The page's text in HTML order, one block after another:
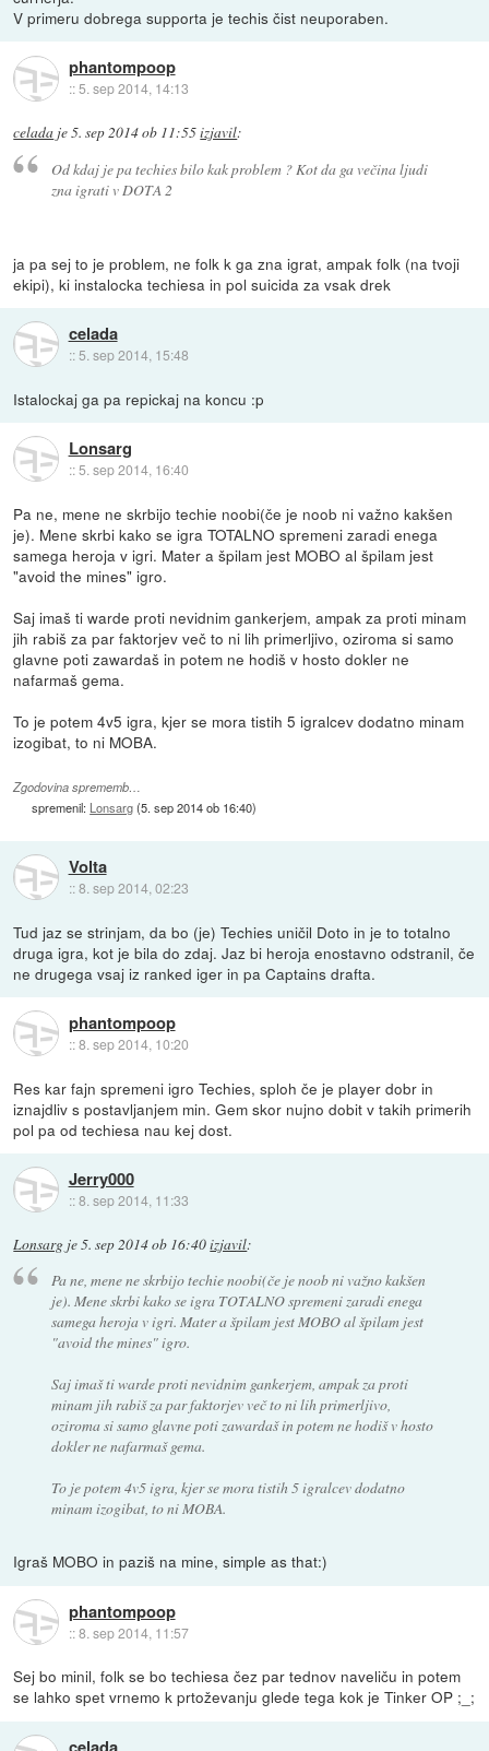
V primeru dobrega supporta je techis čist neuporaben.
phantompoop
::5. sep 2014, 14:13
celada je5. sep 2014 ob 11:55izjavil:
Od kdaj je pa techies bilo kak problem ? Kot da ga večina ljudi
zna igrati v DOTA 2
ja pa sej to je problem, ne folk k ga zna igrat, ampak folk (na tvoji
ekipi), ki instalocka techiesa in pol suicida za vsak drek
celada
:: 5. sep 2014, 15:48
Istalockaj ga pa repickaj na koncu :p
Lonsarg
::5. sep 2014, 16:40
Pa ne, mene ne skrbijo techie noobi(če je noob ni važno kakšen
je). Mene skrbi kako se igra TOTALNO spremeni zaradi enega
samega heroja v igri. Mater a špilam jest MOBO al špilam jest
"avoid the mines" igro.
Saj imaš ti warde proti nevidnim gankerjem, ampak za proti minam
jih rabiš za par faktorjev več to ni lih primerljivo, oziroma si samo
glavne poti zawardaš in potem ne hodiš v hosto dokler ne
nafarmaš gema.
To je potem 4v5 igra, kjer se mora tistih 5 igralcev dodatno minam
izogibat, to ni MOBA.
Zgodovina sprememb…
spremenil: Lonsarg(5. sep 2014 ob 16:40)
Volta
::8. sep 2014, 02:23
Tud jaz se strinjam, da bo (je) Techies uničil Doto in je to totalno
druga igra, kot je bila do zdaj. Jaz bi heroja enostavno odstranil, če
ne drugega vsaj iz ranked iger in pa Captains drafta.
phantompoop
::8. sep 2014, 10:20
Res kar fajn spremeni igro Techies, sploh če je player dobr in
iznajdliv s postavljanjem min. Gem skor nujno dobit v takih primerih
pol pa od techiesa nau kej dost.
Jerry000
::8. sep 2014, 11:33
Lonsarg je5. sep 2014 ob 16:40izjavil:
Pa ne, mene ne skrbijo techie noobi(če je noob ni važno kakšen
je). Mene skrbi kako se igra TOTALNO spremeni zaradi enega
samega heroja v igri. Mater a špilam jest MOBO al špilam jest
"avoid the mines" igro.
Saj imaš ti warde proti nevidnim gankerjem, ampak za proti
minam jih rabiš za par faktorjev več to ni lih primerljivo,
oziroma si samo glavne poti zawardaš in potem ne hodiš v hosto
dokler ne nafarmaš gema.
To je potem 4v5 igra, kjer se mora tistih 5 igralcev dodatno
minam izogibat, to ni MOBA.
Igraš MOBO in paziš na mine, simple as that:)
phantompoop
::8. sep 2014, 11:57
Sej bo minil, folk se bo techiesa čez par tednov naveliču in potem
se lahko spet vrnemo k prtoževanju glede tega kok je Tinker OP ;_;